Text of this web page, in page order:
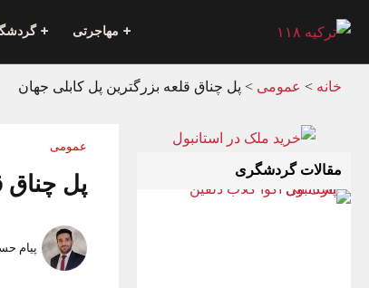
مهاجرتی
خانه > عمومی > پل چناق قلعه بزرگترین پل کابلی جهان
مقالات گردشگری
عمومی
پل چناق
پیام